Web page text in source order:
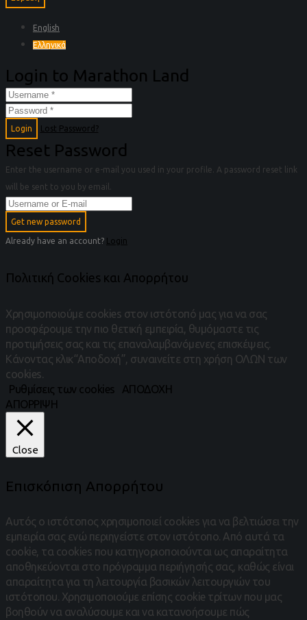
English
Ελληνικά
Login to Marathon Land
Login Lost Password?
Reset Password
Enter the username or e-mail you used in your profile. A password reset link
will be sent to you by email.
Get new password
Already have an account? Login
Πολιτική Cookies και Απορρήτου
Χρησιμοποιούμε cookies στον ιστότοπό μας για να σας
προσφέρουμε την πιο θετική εμπειρία, θυμόμαστε τις
προτιμήσεις σας και τις επαναλαμβανόμενες επισκέψεις.
Κάνοντας κλικ“Αποδοχή”, συναινείτε στη χρήση ΟΛΩΝ των
cookies.
Ρυθμίσεις των cookies
ΑΠΟΔΟΧΗ
ΑΠΟΡΡΙΨΗ
Close
Επισκόπιση Απορρήτου
Αυτός ο ιστότοπος χρησιμοποιεί cookies για να βελτιώσει την
εμπειρία σας ενώ περιηγείστε στον ιστότοπο. Από αυτά τα
cookie, τα cookies που κατηγοριοποιούνται ως απαραίτητα
αποθηκεύονται στο πρόγραμμα περιήγησής σας, καθώς είναι
απαραίτητα για τη λειτουργία βασικών λειτουργιών του
ιστότοπου. Χρησιμοποιούμε επίσης cookie τρίτων που μας
βοηθούν να αναλύσουμε και να κατανοήσουμε πώς